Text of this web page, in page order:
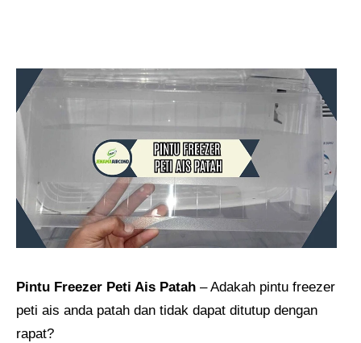
Pintu Freezer Peti Ais Patah – Adakah pintu freezer
peti ais anda patah dan tidak dapat ditutup dengan
rapat?